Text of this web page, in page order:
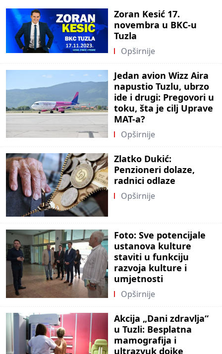
Zoran Kesić 17.
novembra u BKC-u
Tuzla
Opširnije
Jedan avion Wizz Aira
napustio Tuzlu, ubrzo
ide i drugi: Pregovori u
toku, šta je cilj Uprave
MAT-a?
Opširnije
Zlatko Dukić:
Penzioneri dolaze,
radnici odlaze
Opširnije
Foto: Sve potencijale
ustanova kulture
staviti u funkciju
razvoja kulture i
umjetnosti
Opširnije
Akcija „Dani zdravlja“
u Tuzli: Besplatna
mamografija i
ultrazvuk dojke